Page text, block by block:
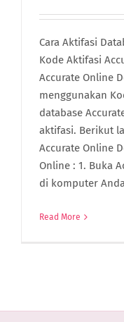
Cara Aktifasi
Kode Aktifasi
Accurate Online
menggunakan
database
aktifasi. Berikut
Accurate Online
Online : 1. Buka
di komputer
Read More